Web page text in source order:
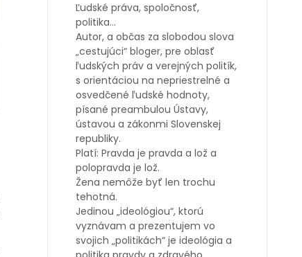
Ľudské práva, spoločnosť,
politika…
Autor, a občas za slobodou slova
„cestujúci“ bloger, pre oblasť
ľudských práv a verejných politík,
s orientáciou na nepriestrelné a
osvedčené ľudské hodnoty,
písané preambulou Ústavy,
ústavou a zákonmi Slovenskej
republiky.
Platí: Pravda je pravda a lož a
polopravda je lož.
Žena nemôže byť len trochu
tehotná.
Jedinou „ideológiou“, ktorú
vyznávam a prezentujem vo
svojich „politikách“ je ideológia a